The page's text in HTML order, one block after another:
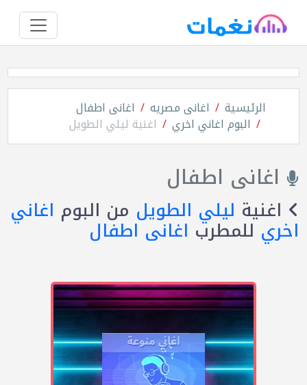
الرئيسية اغانى مصريه اغانى اطفال
البوم اغاني اخري اغنية ليلي الطويل
اغانى اطفال
اغنية ليلي الطويل من البوم اغاني
اخري للمطرب اغانى اطفال